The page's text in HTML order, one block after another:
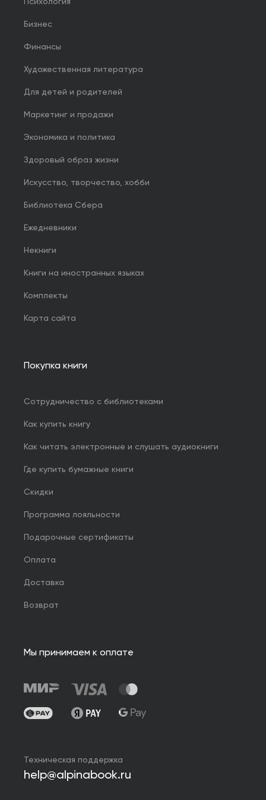
Психология
Бизнес
Финансы
Художественная литература
Для детей и родителей
Маркетинг и продажи
Экономика и политика
Здоровый образ жизни
Искусство, творчество, хобби
Библиотека Сбера
Ежедневники
Некниги
Книги на иностранных языках
Комплекты
Карта сайта
Покупка книги
Сотрудничество с библиотеками
Как купить книгу
Как читать электронные и слушать аудиокниги
Где купить бумажные книги
Скидки
Программа лояльности
Подарочные сертификаты
Оплата
Доставка
Возврат
Мы принимаем к оплате
Техническая поддержка
help@alpinabook.ru